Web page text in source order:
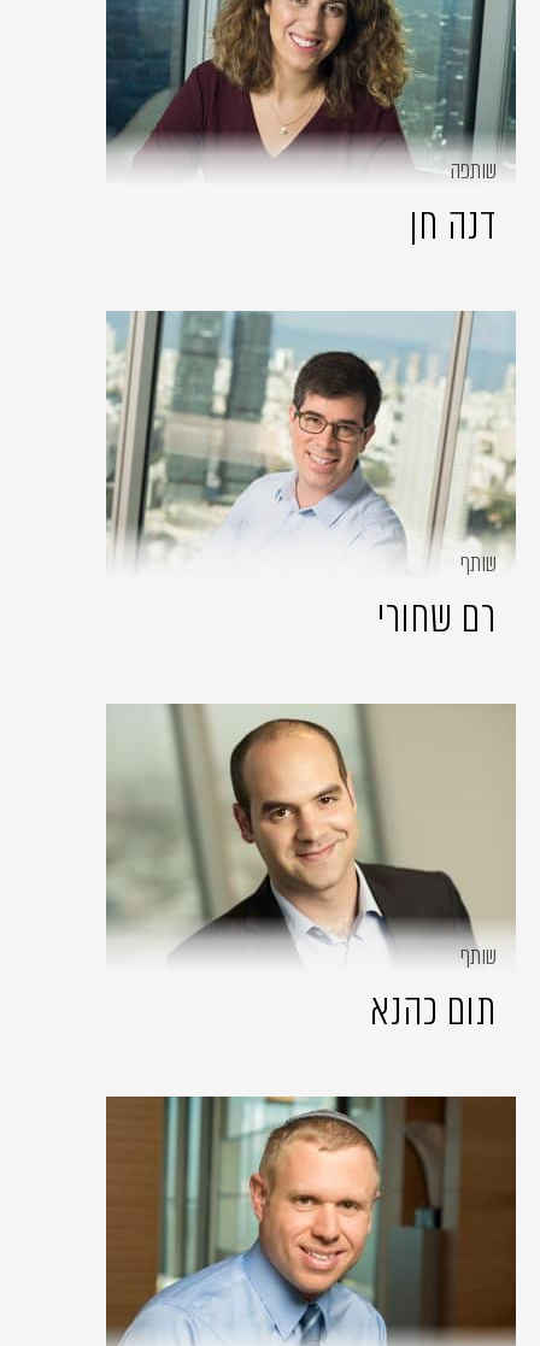
שותפה
דנה חן
שותף
רם שחורי
שותף
תום כהנא